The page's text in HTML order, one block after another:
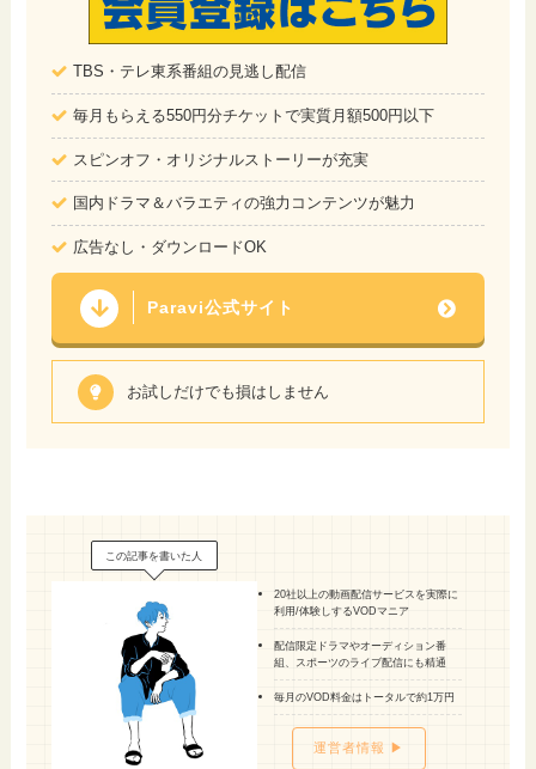
TBS・テレ東系番組の見逃し配信
毎月もらえる550円分チケットで実質月額500円以下
スピンオフ・オリジナルストーリーが充実
国内ドラマ＆バラエティの強力コンテンツが魅力
広告なし・ダウンロードOK
Paravi公式サイト
お試しだけでも損はしません
この記事を書いた人
20社以上の動画配信サービスを実際に
利用/体験しするVODマニア
配信限定ドラマやオーディション番
組、スポーツのライブ配信にも精通
毎月のVOD料金はトータルで約1万円
運営者情報 ▶